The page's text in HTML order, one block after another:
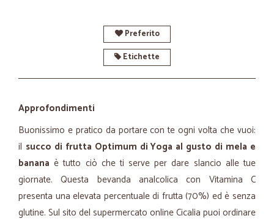
Preferito
Etichette
Approfondimenti
Buonissimo e pratico da portare con te ogni volta che vuoi:
il succo di frutta Optimum di Yoga al gusto di mela e
banana è tutto ciò che ti serve per dare slancio alle tue
giornate. Questa bevanda analcolica con Vitamina C
presenta una elevata percentuale di frutta (70%) ed è senza
glutine. Sul sito del supermercato online Cicalia puoi ordinare